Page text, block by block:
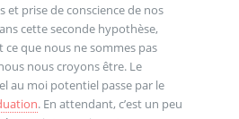
et prise de conscience de nos
cette seconde hypothèse,
que nous ne sommes pas
nous croyons être. Le
au moi potentiel passe par le
. En attendant, c’est un peu